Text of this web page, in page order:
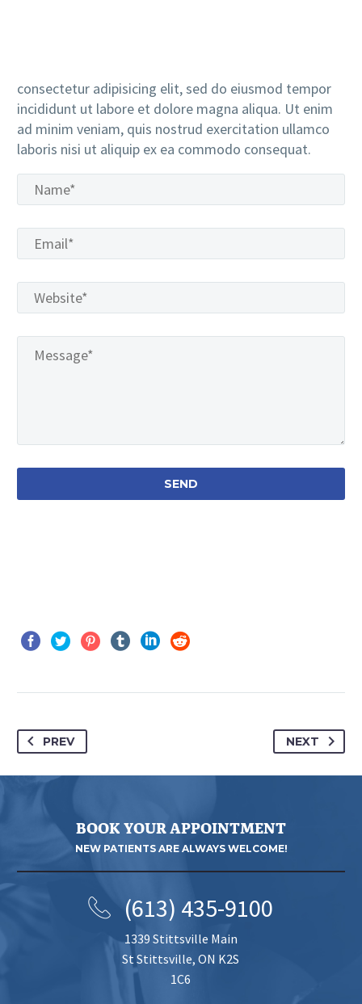
consectetur adipisicing elit, sed do eiusmod tempor
incididunt ut labore et dolore magna aliqua. Ut enim
ad minim veniam, quis nostrud exercitation ullamco
laboris nisi ut aliquip ex ea commodo consequat.
PREV NEXT
BOOK YOUR APPOINTMENT
NEW PATIENTS ARE ALWAYS WELCOME!
(613) 435-9100
1339 Stittsville Main
St Stittsville, ON K2S
1C6